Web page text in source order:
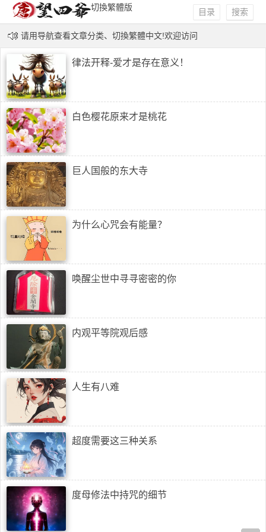
切換繁體版 搜索
目录
请用导航查看文章分类、切換繁體中文!欢迎访问
唐望四爷博客!太菲玛前世今生楚茜茜开运网!QQ3
458015881
律法开释-爱才是存在意义！
白色樱花原来才是桃花
巨人国般的东大寺
为什么心咒会有能量？
唤醒尘世中寻寻密密的你
内观平等院观后感
人生有八难
超度需要这三种关系
度母修法中持咒的细节